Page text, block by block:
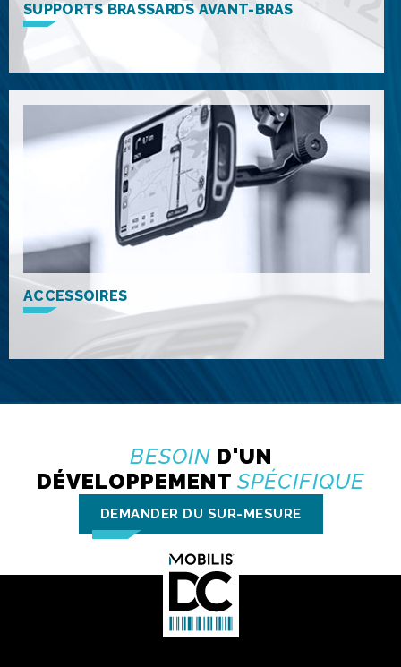
SUPPORTS BRASSARDS AVANT-BRAS
ACCESSOIRES
BESOIN D'UN
DÉVELOPPEMENT SPÉCIFIQUE
DEMANDER DU SUR-MESURE